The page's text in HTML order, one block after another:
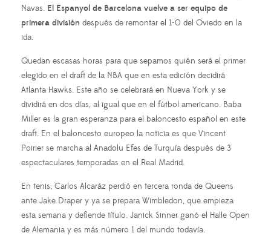
Navas. El Espanyol de Barcelona vuelve a ser equipo de
primera división después de remontar el 1-0 del Oviedo en la
ida.
Quedan escasas horas para que sepamos quién será el primer
elegido en el draft de la NBA que en esta edición decidirá
Atlanta Hawks. Este año se celebrará en Nueva York y se
dividirá en dos días, al igual que en el fútbol americano. Baba
Miller es la gran esperanza para el baloncesto español en este
draft. En el baloncesto europeo la noticia es que Vincent
Poirier se marcha al Anadolu Efes de Turquía después de 3
espectaculares temporadas en el Real Madrid.
En tenis, Carlos Alcaráz perdió en tercera ronda de Queens
ante Jake Draper y ya se prepara Wimbledon, que empieza
esta semana y defiende título. Janick Sinner ganó el Halle Open
de Alemania y es más número 1 del mundo todavía.